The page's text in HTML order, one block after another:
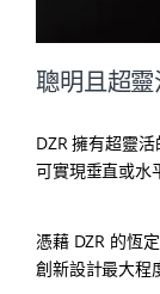
聰明且超
DZR 擁有超靈
可實現垂直或水
憑藉 DZR 的恆
創新設計最大程